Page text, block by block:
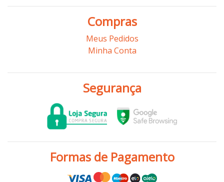
Compras
Meus Pedidos
Minha Conta
Segurança
Formas de Pagamento